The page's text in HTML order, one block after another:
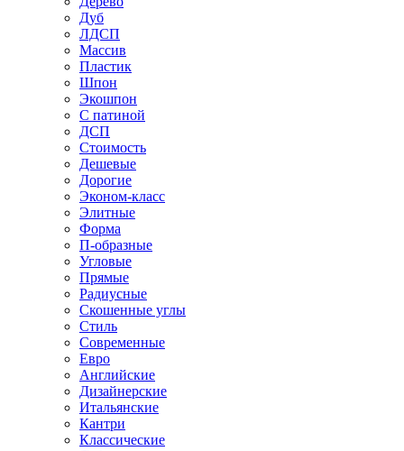
Дуб
ЛДСП
Массив
Пластик
Шпон
Экошпон
С патиной
ДСП
Стоимость
Дешевые
Дорогие
Эконом-класс
Элитные
Форма
П-образные
Угловые
Прямые
Радиусные
Скошенные углы
Стиль
Современные
Евро
Английские
Дизайнерские
Итальянские
Кантри
Классические